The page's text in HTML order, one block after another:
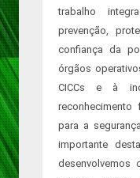
trabalho
prevenção,
confiança da
órgãos
CICCs e à
para a
importante
desenvolvemos